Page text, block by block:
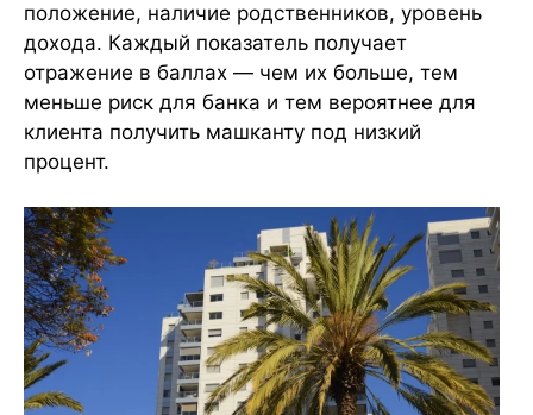
положение, наличие родственников, уровень
дохода. Каждый показатель получает
отражение в баллах — чем их больше, тем
меньше риск для банка и тем вероятнее для
клиента получить машканту под низкий
процент.